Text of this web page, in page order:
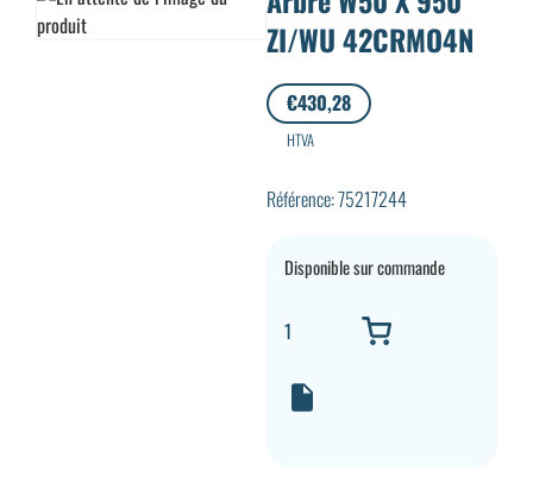
ZI/WU 42CRMO4N
€430,28
HTVA
Référence: 75217244
Disponible sur commande